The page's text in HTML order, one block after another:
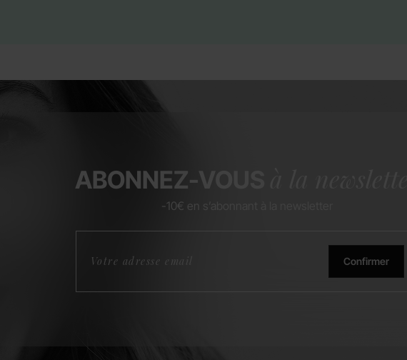
ABONNEZ-VOUS
-10€ en s’abonnant à la newsletter
Confirmer